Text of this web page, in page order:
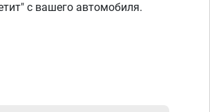
с вашего автомобиля.